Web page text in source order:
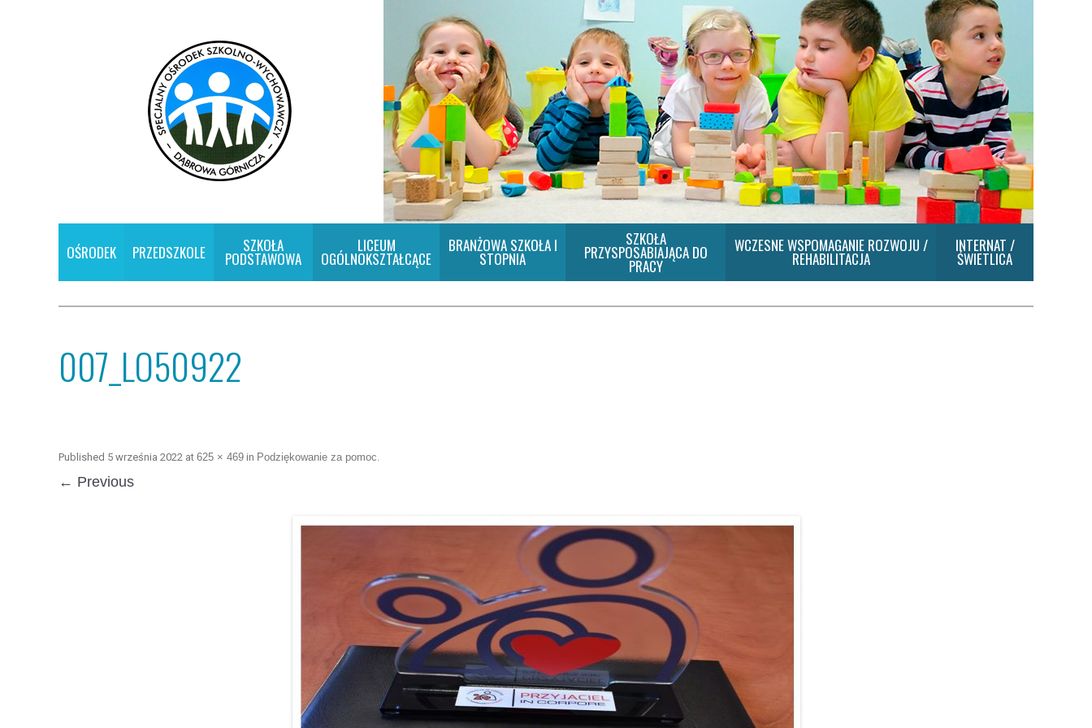
OŚRODEK PRZEDSZKOLE SZKOŁA
PODSTAWOWA
LICEUM
OGÓLNOKSZTAŁCĄCE
BRANŻOWA SZKOŁA I
STOPNIA
SZKOŁA
PRZYSPOSABIAJĄCA DO
PRACY
WCZESNE WSPOMAGANIE ROZWOJU /
REHABILITACJA
INTERNAT /
ŚWIETLICA
007_LO50922
Published 5 września 2022 at 625 × 469 in Podziękowanie za pomoc.
← Previous